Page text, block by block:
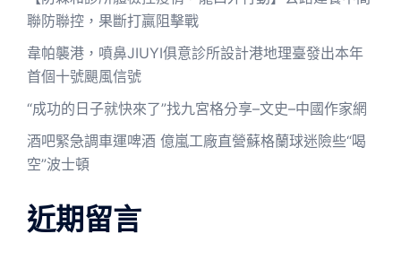
聯防聯控，果斷打贏阻擊戰
韋帕襲港，噴鼻JIUYI俱意診所設計港地理臺發出本年
首個十號颶風信號
“成功的日子就快來了”找九宮格分享–文史–中國作家網
酒吧緊急調車運啤酒 億嵐工廠直營蘇格蘭球迷險些“喝
空”波士頓
近期留言